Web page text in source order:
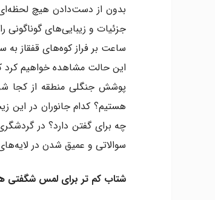
تلویزیون کم‌ شتاب
پزشکی کم‌ شتاب
دموکراسی کم‌ شتاب
آموزش کم‌ شتاب
گردشگری کم‌ شتاب
شهرهای کم‌ شتاب
حمل و نقل کم‌ شتاب
سفر کم‌ شتاب و نگاهی
بدون از دست‌دادن هیچ لحظه‌ای
جزئیات و زیبایی‌های
ساعت بر فراز کوه‌های قفقاز
این حالت مشاهده خواهیم کرد
پوشش جنگلی منطقه از کجا
هستیم؟ کدام جانوران در این
چه برای گفتن دارد؟ در
سوالاتی و عمیق شدن در لایه‌های
شتاب کم تر برای لمس‌ شگفتی